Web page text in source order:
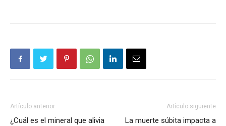
Artículo anterior
¿Cuál es el mineral que alivia
Artículo siguiente
La muerte súbita impacta a